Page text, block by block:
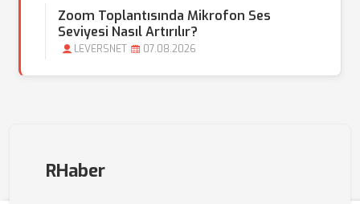
Zoom Toplantısında Mikrofon Ses
Seviyesi Nasıl Artırılır?
LEVERSNET 07.08.2026
RHaber